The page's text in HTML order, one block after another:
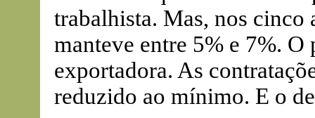
trabalhista. Mas, nos cinco
manteve entre 5% e 7%. O
exportadora. As
reduzido ao mínimo. E o